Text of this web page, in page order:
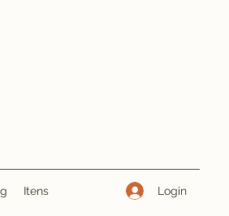
Itens Login